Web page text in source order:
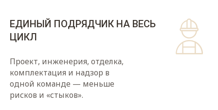
ЕДИНЫЙ ПОДРЯДЧИК НА ВЕСЬ
ЦИКЛ
Проект, инженерия, отделка,
комплектация и надзор в
одной команде — меньше
рисков и «стыков».